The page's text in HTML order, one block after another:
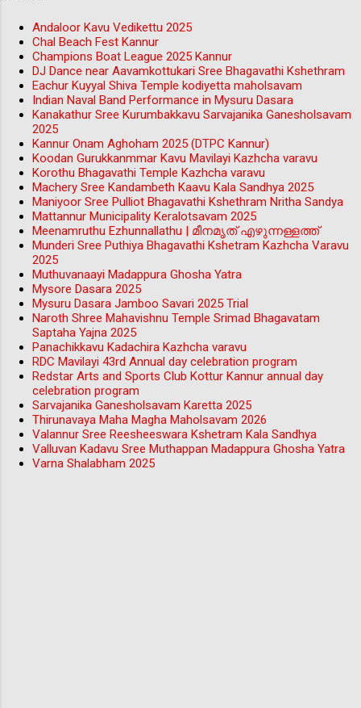
Andaloor Kavu Vedikettu 2025
Chal Beach Fest Kannur
Champions Boat League 2025 Kannur
DJ Dance near Aavamkottukari Sree Bhagavathi Kshethram
Eachur Kuyyal Shiva Temple kodiyetta maholsavam
Indian Naval Band Performance in Mysuru Dasara
Kanakathur Sree Kurumbakkavu Sarvajanika Ganesholsavam
2025
Kannur Onam Aghoham 2025 (DTPC Kannur)
Koodan Gurukkanmmar Kavu Mavilayi Kazhcha varavu
Korothu Bhagavathi Temple Kazhcha varavu
Machery Sree Kandambeth Kaavu Kala Sandhya 2025
Maniyoor Sree Pulliot Bhagavathi Kshethram Nritha Sandya
Mattannur Municipality Keralotsavam 2025
Meenamruthu Ezhunnallathu | മീനമൃത് എഴുന്നള്ളത്ത്
Munderi Sree Puthiya Bhagavathi Kshetram Kazhcha Varavu
2025
Muthuvanaayi Madappura Ghosha Yatra
Mysore Dasara 2025
Mysuru Dasara Jamboo Savari 2025 Trial
Naroth Shree Mahavishnu Temple Srimad Bhagavatam
Saptaha Yajna 2025
Panachikkavu Kadachira Kazhcha varavu
RDC Mavilayi 43rd Annual day celebration program
Redstar Arts and Sports Club Kottur Kannur annual day
celebration program
Sarvajanika Ganesholsavam Karetta 2025
Thirunavaya Maha Magha Maholsavam 2026
Valannur Sree Reesheeswara Kshetram Kala Sandhya
Valluvan Kadavu Sree Muthappan Madappura Ghosha Yatra
Varna Shalabham 2025